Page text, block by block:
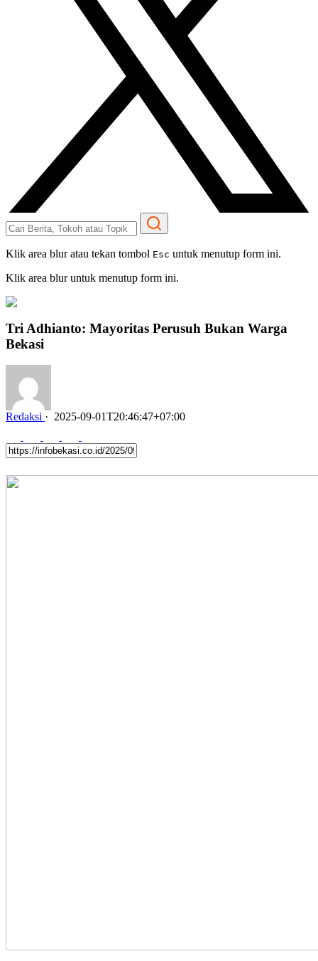
Klik area blur atau tekan tombol Esc untuk menutup form ini.
Klik area blur untuk menutup form ini.
Tri Adhianto: Mayoritas Perusuh Bukan Warga
Bekasi
Redaksi · 2025-09-01T20:46:47+07:00